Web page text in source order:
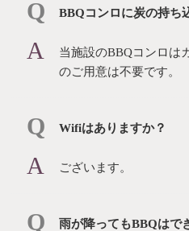
BBQコンロに炭の持ち
当施設のBBQコンロは
のご用意は不要です。
Wifiはありますか？
ございます。
⾬が降ってもBBQはで